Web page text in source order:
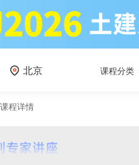
北京 课程分类
课程详情